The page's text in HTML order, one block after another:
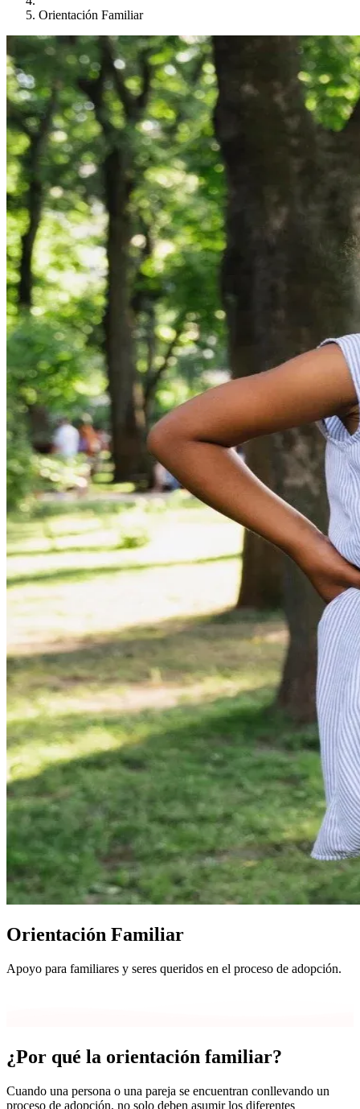
Orientación Familiar
Orientación Familiar
Apoyo para familiares y seres queridos en el proceso de adopción.
¿Por qué la orientación familiar?
Cuando una persona o una pareja se encuentran conllevando un
proceso de adopción, no solo deben asumir los diferentes